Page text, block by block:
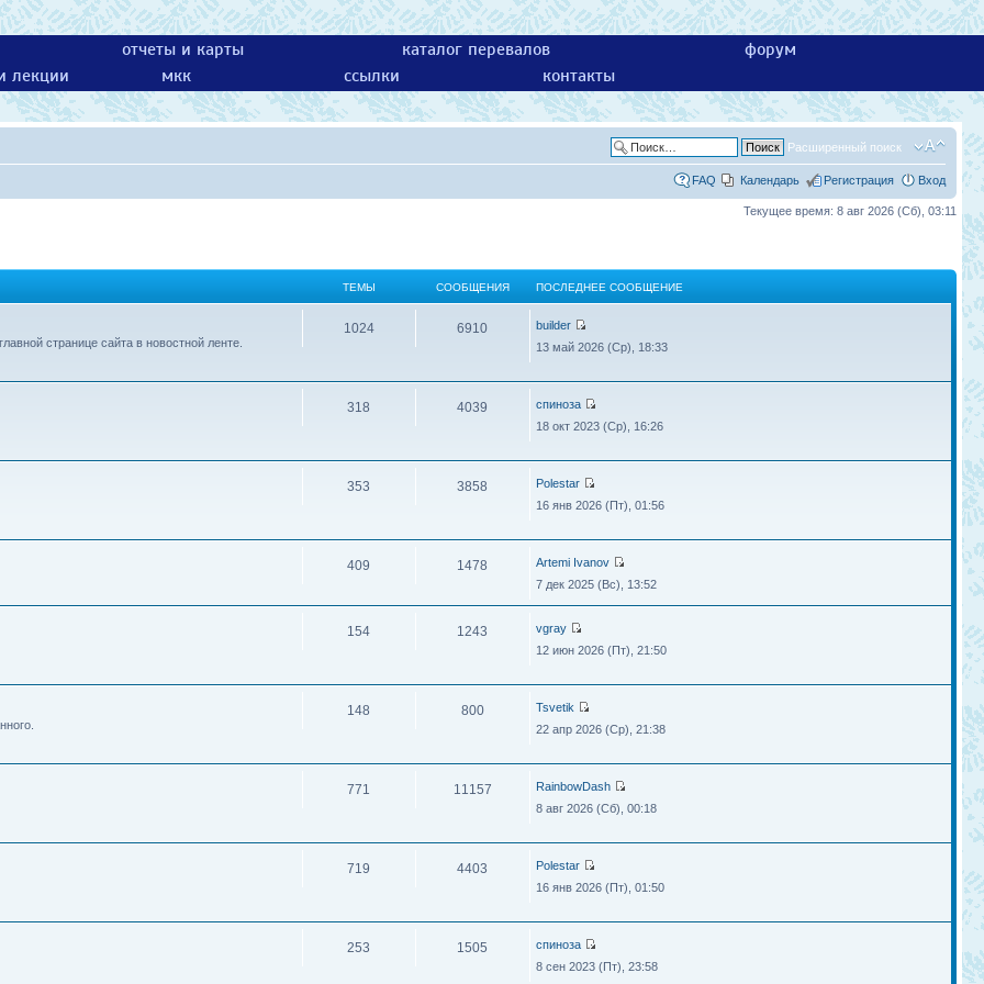
отчеты и карты каталог перевалов
форум
лекции
мкк ссылки контакты
Расширенный поиск
FAQ Календарь Регистрация Вход
Текущее время: 8 авг 2026 (Сб), 03:11
ТЕМЫ СООБЩЕНИЯ ПОСЛЕДНЕЕ СООБЩЕНИЕ
странице сайта в новостной ленте.
1024 6910
builder
13 май 2026 (Ср), 18:33
318 4039
спиноза
18 окт 2023 (Ср), 16:26
353 3858
Polestar
16 янв 2026 (Пт), 01:56
409 1478
Artemi Ivanov
7 дек 2025 (Вс), 13:52
154 1243
vgray
12 июн 2026 (Пт), 21:50
148 800
Tsvetik
22 апр 2026 (Ср), 21:38
771 11157
RainbowDash
8 авг 2026 (Сб), 00:18
719 4403
Polestar
16 янв 2026 (Пт), 01:50
253 1505
спиноза
8 сен 2023 (Пт), 23:58